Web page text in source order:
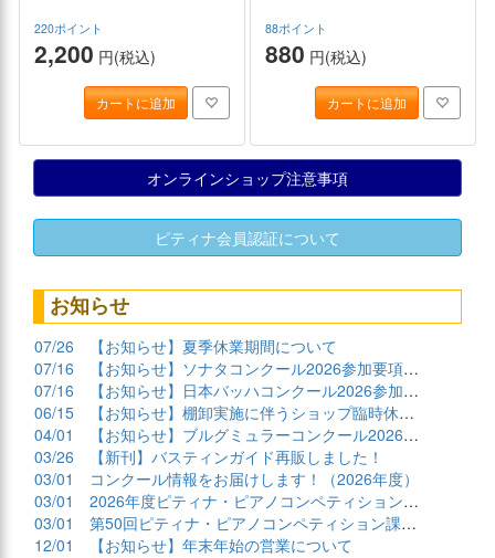
220ポイント
2,200 円(税込)
カートに追加
88ポイント
880 円(税込)
カートに追加
オンラインショップ注意事項
ピティナ会員認証について
お知らせ
07/26
【お知らせ】夏季休業期間について
07/16
【お知らせ】ソナタコンクール2026参加要項公開
07/16
【お知らせ】日本バッハコンクール2026参加要項公開
06/15
【お知らせ】棚卸実施に伴うショップ臨時休業について
04/01
【お知らせ】ブルグミュラーコンクール2026課題曲公開
03/26
【新刊】バスティンガイド再販しました！
03/01
コンクール情報をお届けします！（2026年度）
03/01
2026年度ピティナ・ピアノコンペティション課題曲商品
03/01
第50回ピティナ・ピアノコンペティション課題曲公開！
12/01
【お知らせ】年末年始の営業について